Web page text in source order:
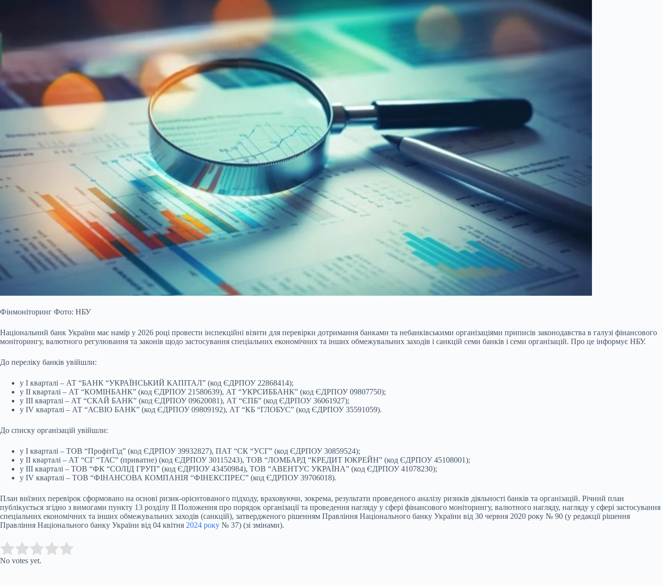
Фінмоніторинг Фото: НБУ
Національний банк України має намір у 2026 році провести інспекційні візити для перевірки дотримання банками та небанківськими організаціями приписів законодавства в галузі фінансового
моніторингу, валютного регулювання та законів щодо застосування спеціальних економічних та інших обмежувальних заходів і санкцій семи банків і семи організацій. Про це інформує НБУ.
До переліку банків увійшли:
у I кварталі – АТ “БАНК “УКРАЇНСЬКИЙ КАПІТАЛ” (код ЄДРПОУ 22868414);
у II кварталі – АТ “КОМІНБАНК” (код ЄДРПОУ 21580639), АТ “УКРСИББАНК” (код ЄДРПОУ 09807750);
у III кварталі – АТ “СКАЙ БАНК” (код ЄДРПОУ 09620081), АТ “ЄПБ” (код ЄДРПОУ 36061927);
у IV кварталі – АТ “АСВІО БАНК” (код ЄДРПОУ 09809192), АТ “КБ “ГЛОБУС” (код ЄДРПОУ 35591059).
До списку організацій увійшли:
у I кварталі – ТОВ “ПрофітГід” (код ЄДРПОУ 39932827), ПАТ “СК “УСГ” (код ЄДРПОУ 30859524);
у II кварталі – АТ “СГ “ТАС” (приватне) (код ЄДРПОУ 30115243), ТОВ “ЛОМБАРД “КРЕДИТ ЮКРЕЙН” (код ЄДРПОУ 45108001);
у III кварталі – ТОВ “ФК “СОЛІД ГРУП” (код ЄДРПОУ 43450984), ТОВ “АВЕНТУС УКРАЇНА” (код ЄДРПОУ 41078230);
у IV кварталі – ТОВ “ФІНАНСОВА КОМПАНІЯ “ФІНЕКСПРЕС” (код ЄДРПОУ 39706018).
План виїзних перевірок сформовано на основі ризик-орієнтованого підходу, враховуючи, зокрема, результати проведеного аналізу ризиків діяльності банків та організацій. Річний план
публікується згідно з вимогами пункту 13 розділу II Положення про порядок організації та проведення нагляду у сфері фінансового моніторингу, валютного нагляду, нагляду у сфері застосування
спеціальних економічних та інших обмежувальних заходів (санкцій), затвердженого рішенням Правління Національного банку України від 30 червня 2020 року № 90 (у редакції рішення
Правління Національного банку України від 04 квітня 2024 року № 37) (зі змінами).
Rate this item:
No votes yet.